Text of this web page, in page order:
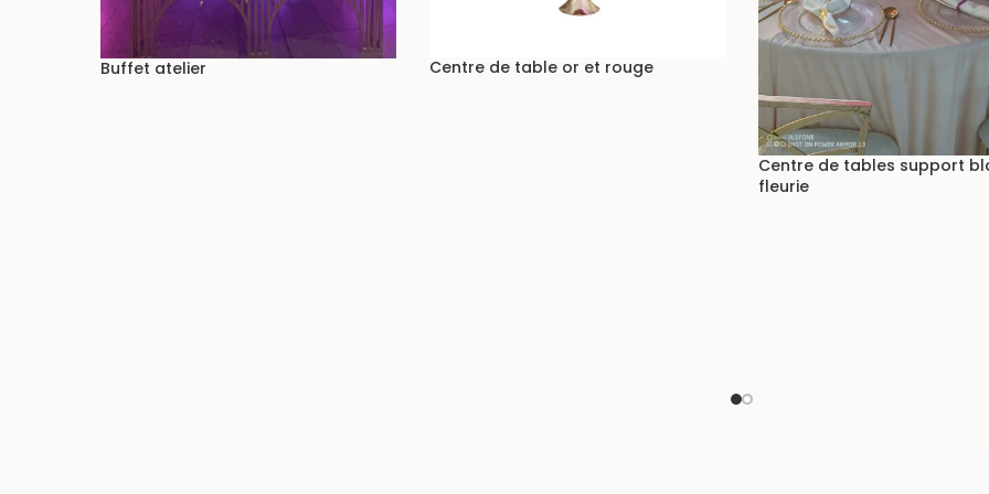
Buffet atelier Centre de table or et rouge
Centre de tables support
fleurie